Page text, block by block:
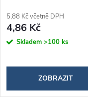
5,88 Kč včetně DPH
4,86 Kč
Skladem >100 ks
ZOBRAZIT